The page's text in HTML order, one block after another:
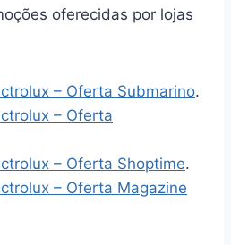
oferecidas por lojas
– Oferta Submarino.
– Oferta
– Oferta Shoptime.
– Oferta Magazine